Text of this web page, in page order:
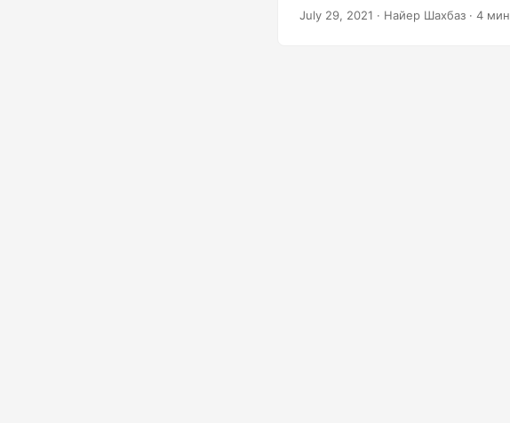
July 29, 2021 · Найер Шахбаз · 4 мин